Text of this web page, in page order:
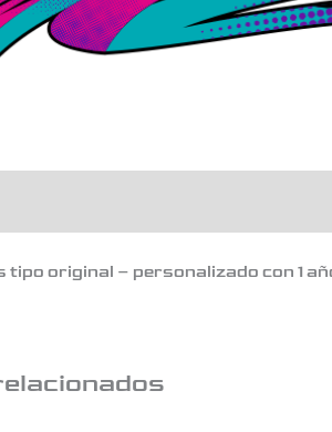
tipo original – personalizado con 1